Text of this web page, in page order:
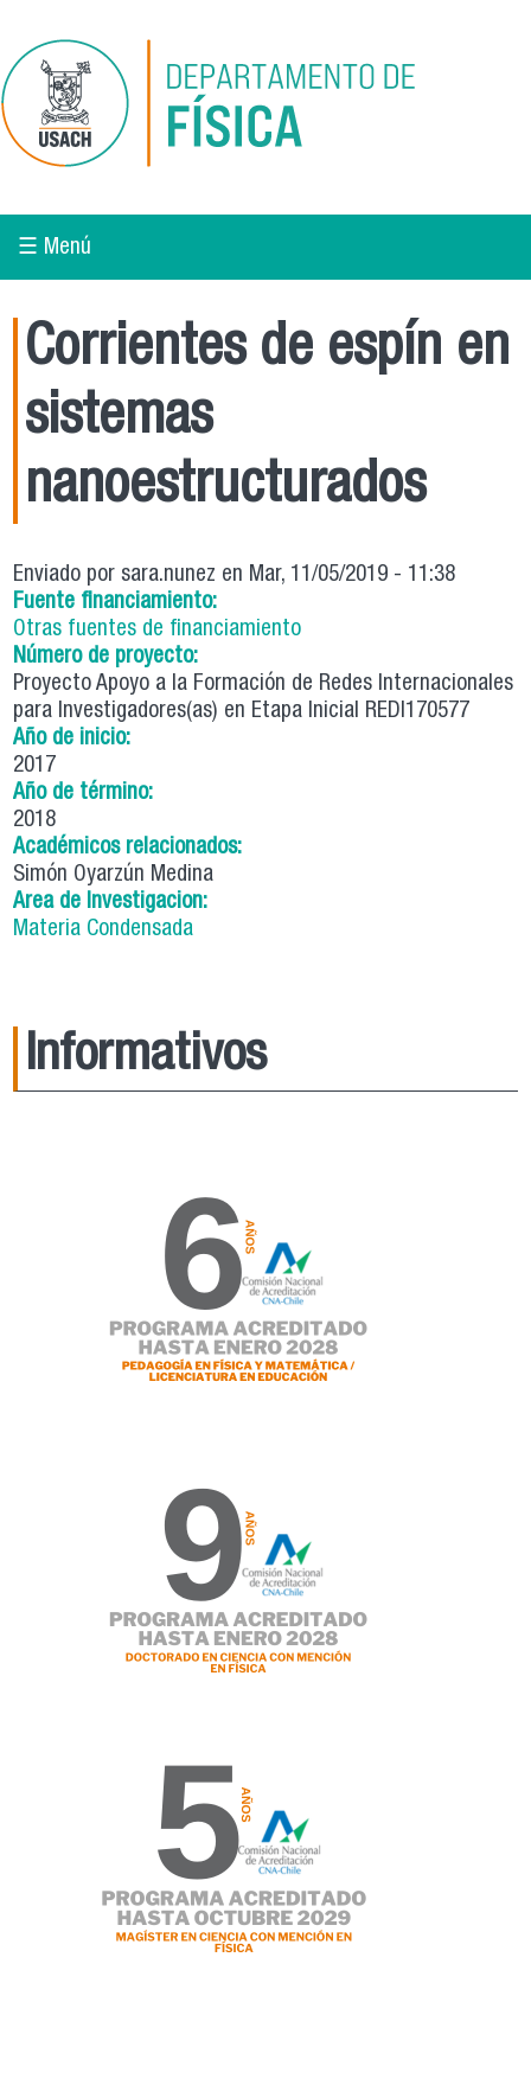
☰ Menú
Corrientes de espín en
sistemas
nanoestructurados
Enviado porsara.nunez en Mar, 11/05/2019 - 11:38
Fuente financiamiento:
Otras fuentes de financiamiento
Número de proyecto:
Proyecto Apoyo a la Formación de Redes Internacionales
para Investigadores(as) en Etapa Inicial REDI170577
Año de inicio:
2017
Año de término:
2018
Académicos relacionados:
Simón Oyarzún Medina
Area de Investigacion:
Materia Condensada
Informativos